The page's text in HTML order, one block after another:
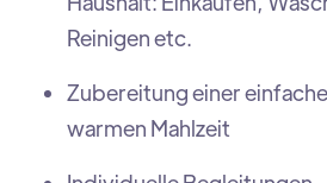
Reinigen etc.
Zubereitung einer
warmen Mahlzeit